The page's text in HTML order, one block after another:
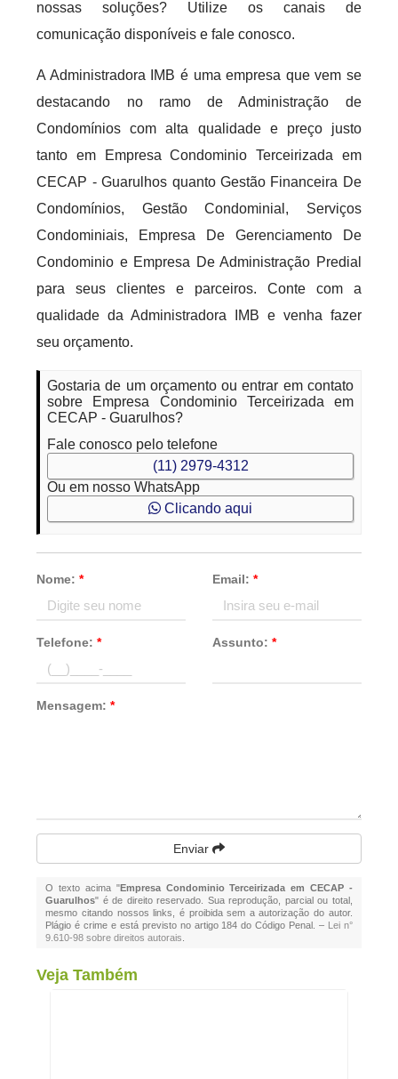
nossas soluções? Utilize os canais de
comunicação disponíveis e fale conosco.
A Administradora IMB é uma empresa que vem se
destacando no ramo de Administração de
Condomínios com alta qualidade e preço justo
tanto em Empresa Condominio Terceirizada em
CECAP - Guarulhos quanto Gestão Financeira De
Condomínios, Gestão Condominial, Serviços
Condominiais, Empresa De Gerenciamento De
Condominio e Empresa De Administração Predial
para seus clientes e parceiros. Conte com a
qualidade da Administradora IMB e venha fazer
seu orçamento.
Gostaria de um orçamento ou entrar em contato
sobre Empresa Condominio Terceirizada em
CECAP - Guarulhos?
Fale conosco pelo telefone
(11) 2979-4312
Ou em nosso WhatsApp
Clicando aqui
Nome:* Email: *
Telefone:* Assunto: *
Mensagem:*
Enviar
O texto acima "Empresa Condominio Terceirizada em CECAP -
Guarulhos" é de direito reservado. Sua reprodução, parcial ou total,
mesmo citando nossos links, é proibida sem a autorização do autor.
Plágio é crime e está previsto no artigo 184 do Código Penal. – Lei n°
9.610-98 sobre direitos autorais
Veja Também